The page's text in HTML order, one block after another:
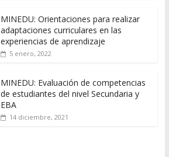
MINEDU: Orientaciones para realizar
adaptaciones curriculares en las
experiencias de aprendizaje
5 enero, 2022
MINEDU: Evaluación de competencias
de estudiantes del nivel Secundaria y
EBA
14 diciembre, 2021